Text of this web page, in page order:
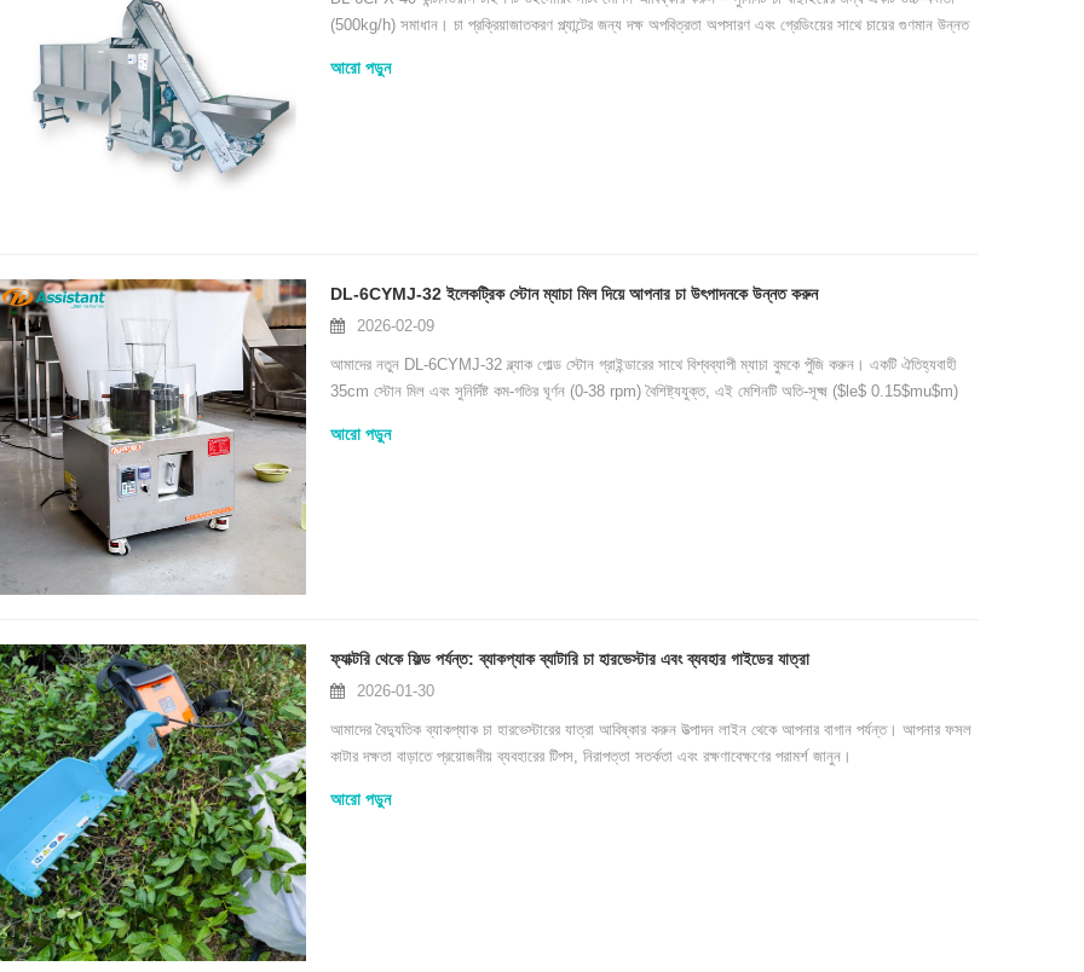
বড়-স্কেল পাউডার উৎপাদনের জন্য খাদ্য-গ্রেড ম্যাচা বল মিল
17:33:24
2026-08-04 16:16:30
(500kg/h) সমাধান। চা প্রক্রিয়াজাতকরণ প্ল্যান্টের জন্য দক্ষ অপবিত্রতা অপসারণ এবং গ্রেডিংয়ের সাথে চায়ের গুণমান উন্নত
আরো পড়ুন
DL-6CYMJ-32 ইলেকট্রিক স্টোন ম্যাচা মিল দিয়ে আপনার চা উৎপাদনকে উন্নত করুন
2026-02-09
আমাদের নতুন DL-6CYMJ-32 ব্ল্যাক গোল্ড স্টোন গ্রাইন্ডারের সাথে বিশ্বব্যাপী ম্যাচা বুমকে পুঁজি করুন। একটি ঐতিহ্যবাহী
35cm স্টোন মিল এবং সুনির্দিষ্ট কম-গতির ঘূর্ণন (0-38 rpm) বৈশিষ্ট্যযুক্ত, এই মেশিনটি অতি-সূক্ষ্ম ($le$ 0.15$mu$m)
আরো পড়ুন
ফ্যাক্টরি থেকে ফিল্ড পর্যন্ত: ব্যাকপ্যাক ব্যাটারি চা হারভেস্টার এবং ব্যবহার গাইডের যাত্রা
2026-01-30
আমাদের বৈদ্যুতিক ব্যাকপ্যাক চা হারভেস্টারের যাত্রা আবিষ্কার করুন উত্পাদন লাইন থেকে আপনার বাগান পর্যন্ত। আপনার ফসল
কাটার দক্ষতা বাড়াতে প্রয়োজনীয় ব্যবহারের টিপস, নিরাপত্তা সতর্কতা এবং রক্ষণাবেক্ষণের পরামর্শ জানুন।
আরো পড়ুন